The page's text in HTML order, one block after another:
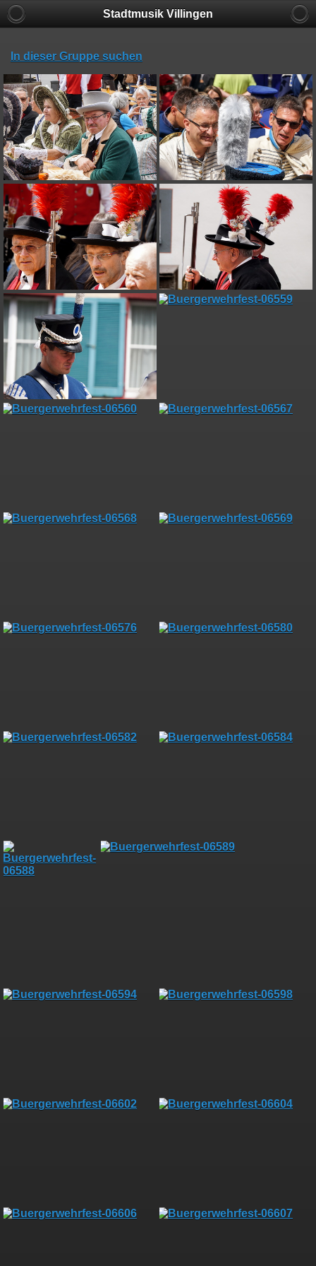
Stadtmusik Villingen
In dieser Gruppe suchen